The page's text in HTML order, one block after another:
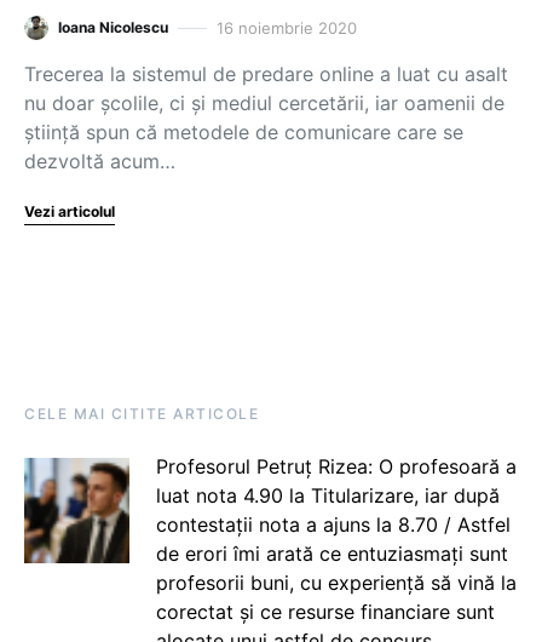
Ioana Nicolescu 16 noiembrie 2020
Trecerea la sistemul de predare online a luat cu asalt
nu doar școlile, ci și mediul cercetării, iar oamenii de
știință spun că metodele de comunicare care se
dezvoltă acum…
Vezi articolul
CELE MAI CITITE ARTICOLE
Profesorul Petruț Rizea: O profesoară a
luat nota 4.90 la Titularizare, iar după
contestații nota a ajuns la 8.70 / Astfel
de erori îmi arată ce entuziasmați sunt
profesorii buni, cu experiență să vină la
corectat și ce resurse financiare sunt